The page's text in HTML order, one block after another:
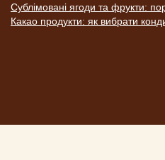
Сублімовані ягоди та фрукти:
Какао продукти: як вибрати